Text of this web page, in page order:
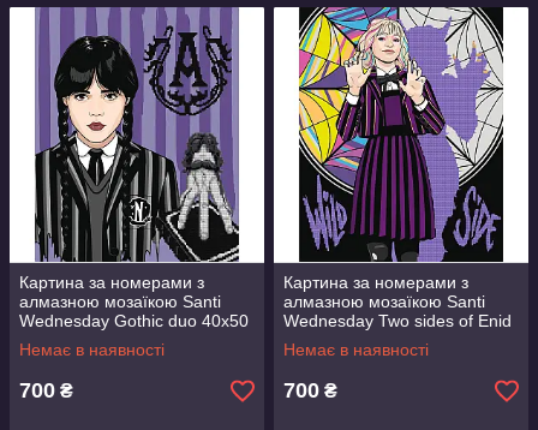
Картина за номерами з
алмазною мозаїкою Santi
Wednesday Gothic duo 40x50
см Різнобарвний (954993)
Немає в наявності
700 ₴
Картина за номерами з
алмазною мозаїкою Santi
Wednesday Two sides of Enid
Sinclair 40x50 см
Різнобарвний (954975)
Немає в наявності
700 ₴